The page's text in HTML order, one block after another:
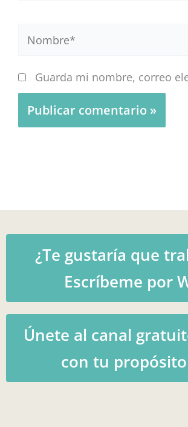
Nombre*
Guarda mi nombre, correo
¿Te gustaría que
Escríbeme por
Únete al canal
con tu propósito